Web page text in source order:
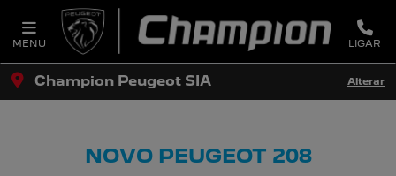
MENU LIGAR
Champion Peugeot SIA Alterar
NOVO PEUGEOT 208